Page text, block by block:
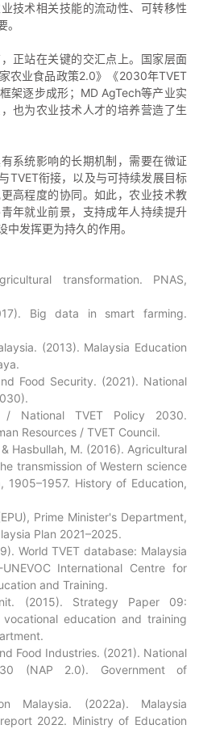
技术相关技能的流动性、可转移性
正站在关键的交汇点上。国家层面
农业食品政策2.0》《2030年TVET
架逐步成形；MD AgTech等产业实
也为农业技术人才的培养营造了生
系统影响的长期机制，需要在微证
TVET衔接，以及与可持续发展目标
高程度的协同。如此，农业技术教
年就业前景，支持成年人持续提升
发挥更为持久的作用。
transformation. PNAS,
Big data in smart farming.
(2013). Malaysia Education
Food Security. (2021). National
National TVET Policy 2030.
Resources / TVET Council.
Hasbullah, M. (2016). Agricultural
transmission of Western science
1905–1957. History of Education,
Prime Minister's Department,
Plan 2021–2025.
World TVET database: Malaysia
International Centre for
and Training.
(2015). Strategy Paper 09:
education and training
Food Industries. (2021). National
(NAP 2.0). Government of
Malaysia. (2022a). Malaysia
2022. Ministry of Education